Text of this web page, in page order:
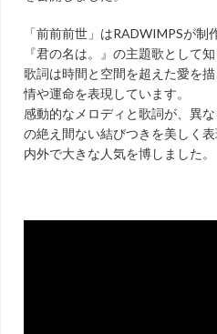
「前前前世」はRADWIMPSが
『君の名は。』の主題歌として知
歌詞は時間と空間を超えた愛を
情や運命を表現しています。
感動的なメロディと歌詞が、異
の絶え間ない結びつきを美しく
内外で大きな人気を博しました。